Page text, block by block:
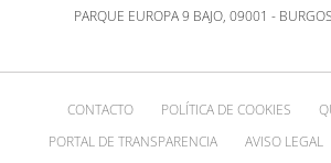
PARQUE EUROPA 9 BAJO, 09001 -
CONTACTO POLÍTICA DE COOKIES
PORTAL DE TRANSPARENCIA
AVISO LEGAL